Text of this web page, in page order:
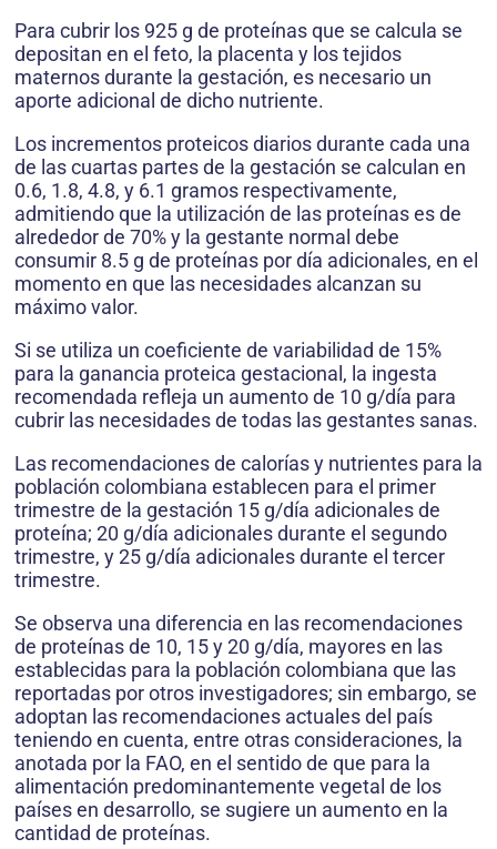
Para cubrir los 925 g de proteínas que se calcula se
depositan en el feto, la placenta y los tejidos
maternos durante la gestación, es necesario un
aporte adicional de dicho nutriente.
Los incrementos proteicos diarios durante cada una
de las cuartas partes de la gestación se calculan en
0.6, 1.8, 4.8, y 6.1 gramos respectivamente,
admitiendo que la utilización de las proteínas es de
alrededor de 70% y la gestante normal debe
consumir 8.5 g de proteínas por día adicionales, en el
momento en que las necesidades alcanzan su
máximo valor.
Si se utiliza un coeficiente de variabilidad de 15%
para la ganancia proteica gestacional, la ingesta
recomendada refleja un aumento de 10 g/día para
cubrir las necesidades de todas las gestantes sanas.
Las recomendaciones de calorías y nutrientes para la
población colombiana establecen para el primer
trimestre de la gestación 15 g/día adicionales de
proteína; 20 g/día adicionales durante el segundo
trimestre, y 25 g/día adicionales durante el tercer
trimestre.
Se observa una diferencia en las recomendaciones
de proteínas de 10, 15 y 20 g/día, mayores en las
establecidas para la población colombiana que las
reportadas por otros investigadores; sin embargo, se
adoptan las recomendaciones actuales del país
teniendo en cuenta, entre otras consideraciones, la
anotada por la FAO, en el sentido de que para la
alimentación predominantemente vegetal de los
países en desarrollo, se sugiere un aumento en la
cantidad de proteínas.